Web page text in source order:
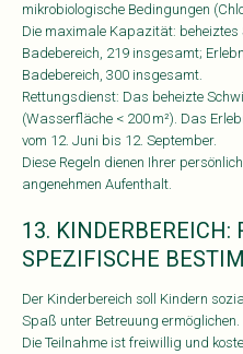
mikrobiologische Bedingungen
Die maximale Kapazität:
Badebereich, 219 insgesamt;
Badebereich, 300 insgesamt.
Rettungsdienst: Das beheizte
(Wasserfläche < 200 m²). Das
vom 12. Juni bis 12. September.
Diese Regeln dienen Ihrer
angenehmen Aufenthalt.
13. KINDERBEREICH:
SPEZIFISCHE
Der Kinderbereich soll Kindern
Spaß unter Betreuung ermöglichen.
Die Teilnahme ist freiwillig und